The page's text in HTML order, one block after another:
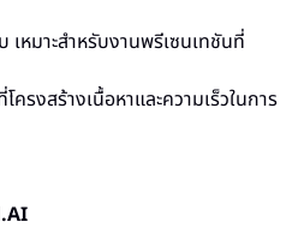
หมาะสำหรับงานพรีเซนเทชันที่
รงสร้างเนื้อหาและความเร็วในการ